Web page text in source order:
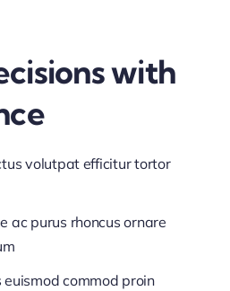
with
volutpat efficitur tortor
ac purus rhoncus ornare
euismod commod proin